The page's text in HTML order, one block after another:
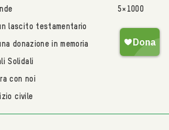
lascito testamentario
donazione in memoria
Solidali
con noi
civile
5×1000